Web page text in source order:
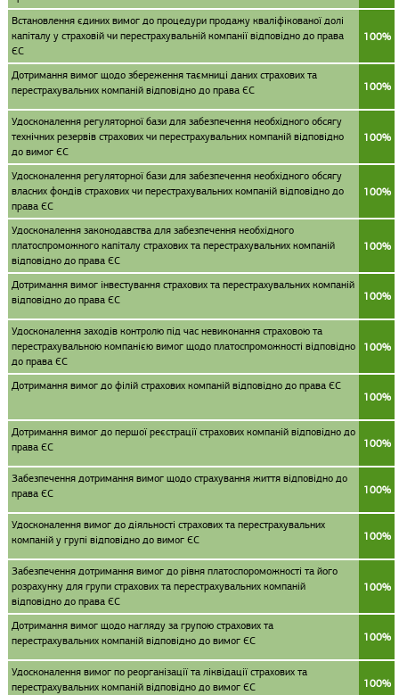
Встановлення єдиних вимог до процедури продажу кваліфікованої долі
капіталу у страховій чи перестрахувальній компанії відповідно до права
ЄС
100%
Дотримання вимог щодо збереження таємниці даних страхових та
перестрахувальних компаній відповідно до права ЄС
100%
Удосконалення регуляторної бази для забезпечення необхідного обсягу
технічних резервів страхових чи перестрахувальних компаній відповідно
до вимог ЄС
100%
Удосконалення регуляторної бази для забезпечення необхідного обсягу
власних фондів страхових чи перестрахувальних компаній відповідно до
права ЄС
100%
Удосконалення законодавства для забезпечення необхідного
платоспроможного капіталу страхових та перестрахувальних компаній
відповідно до права ЄС
100%
Дотримання вимог інвестування страхових та перестрахувальних компаній
відповідно до права ЄС
100%
Удосконалення заходів контролю під час невиконання страховою та
перестрахувальною компанією вимог щодо платоспроможності відповідно
до права ЄС
100%
Дотримання вимог до філій страхових компаній відповідно до права ЄС
100%
Дотримання вимог до першої реєстрації страхових компаній відповідно до
права ЄС
100%
Забезпечення дотримання вимог щодо страхування життя відповідно до
права ЄС
100%
Удосконалення вимог до діяльності страхових та перестрахувальних
компаній у групі відповідно до вимог ЄС
100%
Забезпечення дотримання вимог до рівня платоспороможності та його
розрахунку для групи страхових та перестрахувальних компаній
відповідно до права ЄС
100%
Дотримання вимог щодо нагляду за групою страхових та
перестрахувальних компаній відповідно до вимог ЄС
100%
Удосконалення вимог по реорганізації та ліквідації страхових та
перестрахувальних компаній відповідно до вимог ЄС
100%